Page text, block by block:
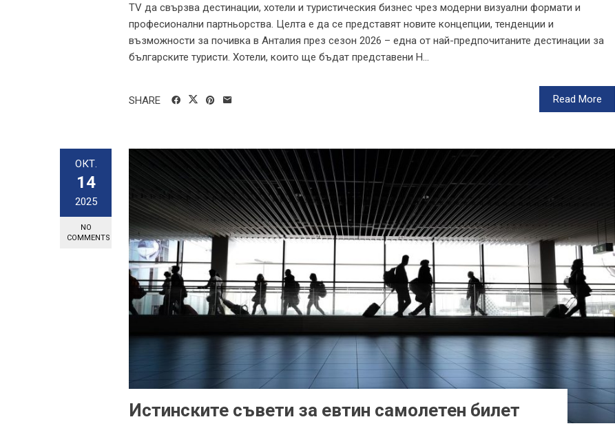
TV да свързва дестинации, хотели и туристическия бизнес чрез модерни визуални формати и
професионални партньорства. Целта е да се представят новите концепции, тенденции и
възможности за почивка в Анталия през сезон 2026 – една от най-предпочитаните дестинации за
българските туристи. Хотели, които ще бъдат представени Н...
Read More
SHARE
ОКТ.
14
2025
NO
COMMENTS
Истинските съвети за евтин самолетен билет